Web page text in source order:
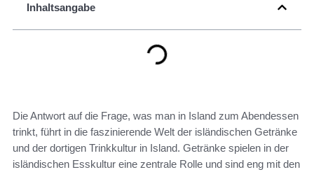
Inhaltsangabe
Die Antwort auf die Frage, was man in Island zum Abendessen
trinkt, führt in die faszinierende Welt der isländischen Getränke
und der dortigen Trinkkultur in Island. Getränke spielen in der
isländischen Esskultur eine zentrale Rolle und sind eng mit den